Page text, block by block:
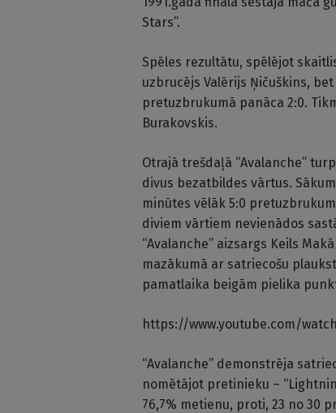
Stars”.
Spēles rezultātu, spēlējot
uzbrucējs Valērijs Ņičuškins,
pretuzbrukumā panāca 2:0.
Burakovskis.
Otrajā trešdaļā “Avalanche”
divus bezatbildes vārtus.
minūtes vēlāk 5:0
diviem vārtiem nevienādos
“Avalanche” aizsargs Keils
mazākumā ar satriecošu
pamatlaika beigām pielika
https://www.youtube.com/
“Avalanche” demonstrēja
nomētājot pretinieku –
76,7% metienu, proti, 23 no 30